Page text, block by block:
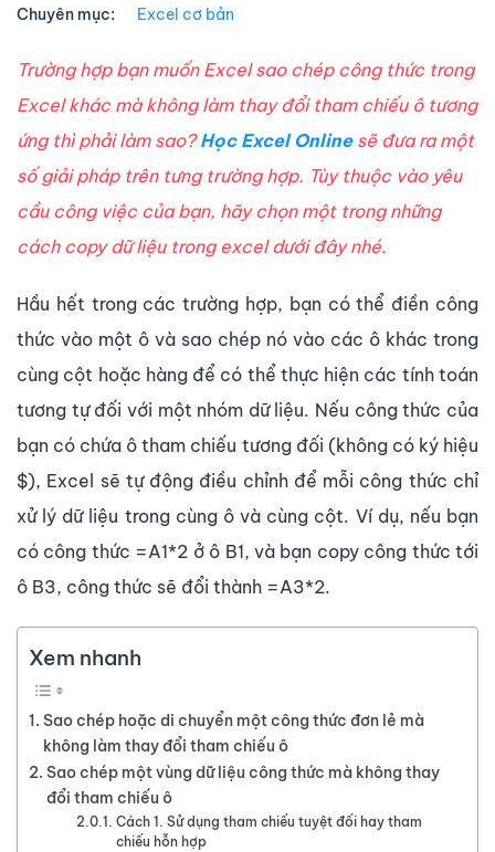
Chuyên mục: Excel cơ bản
Trường hợp bạn muốn Excel sao chép công thức trong
Excel khác mà không làm thay đổi tham chiếu ô tương
ứng thì phải làm sao?Học Excel Onlinesẽ đưa ra một
số giải pháp trên tưng trường hợp. Tùy thuộc vào yêu
cầu công việc của bạn, hãy chọn một trong những
cách copy dữ liệu trong excel dưới đây nhé.
Hầu hết trong các trường hợp, bạn có thể điền công
thức vào một ô và sao chép nó vào các ô khác trong
cùng cột hoặc hàng để có thể thực hiện các tính toán
tương tự đối với một nhóm dữ liệu. Nếu công thức của
bạn có chứa ô tham chiếu tương đối (không có ký hiệu
$), Excel sẽ tự động điều chỉnh để mỗi công thức chỉ
xử lý dữ liệu trong cùng ô và cùng cột. Ví dụ, nếu bạn
có công thức =A1*2 ở ô B1, và bạn copy công thức tới
ô B3, công thức sẽ đổi thành =A3*2.
Xem nhanh
Sao chép hoặc di chuyển một công thức đơn lẻ mà
không làm thay đổi tham chiếu ô
Sao chép một vùng dữ liệu công thức mà không thay
đổi tham chiếu ô
Cách 1. Sử dụng tham chiếu tuyệt đối hay tham
chiếu hỗn hợp